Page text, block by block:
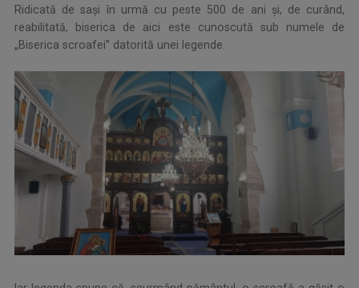
Ridicată de saşi în urmă cu peste 500 de ani şi, de curând,
reabilitată, biserica de aici este cunoscută sub numele de
„Biserica scroafei” datorită unei legende.